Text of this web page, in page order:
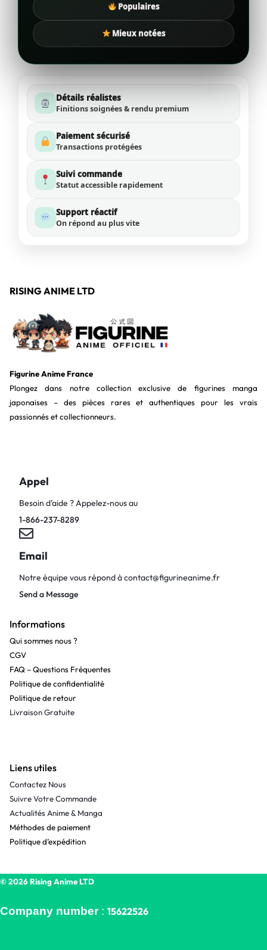
Populaires
Mieux notées
Détails réalistes
Finitions soignées & rendu premium
Paiement sécurisé
Transactions protégées
Suivi commande
Statut accessible rapidement
Support réactif
On répond au plus vite
RISING ANIME LTD
Figurine Anime France
Plongez dans notre collection exclusive de figurines manga
japonaises – des pièces rares et authentiques pour les vrais
passionnés et collectionneurs.
Appel
Besoin d’aide ? Appelez-nous au
1-866-237-8289
Email
Notre équipe vous répond àcontact@figurineanime.fr
Send a Message
Informations
Qui sommes nous ?
CGV
FAQ – Questions Fréquentes
Politique de confidentialité
Politique de retour
Livraison Gratuite
Liens utiles
Contactez Nous
Suivre Votre Commande
Actualités Anime & Manga
Méthodes de paiement
Politique d’expédition
© 2026 Rising Anime LTD
Company number: 15622526